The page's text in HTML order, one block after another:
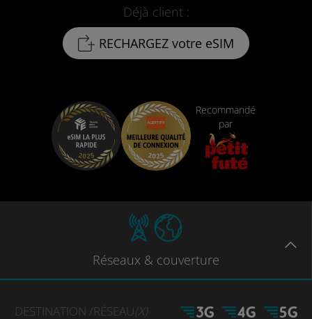
Déjà client :
RECHARGEZ votre eSIM
Recommandé
par
Réseaux & couverture
DESTINATION /RÉSEAU(X)